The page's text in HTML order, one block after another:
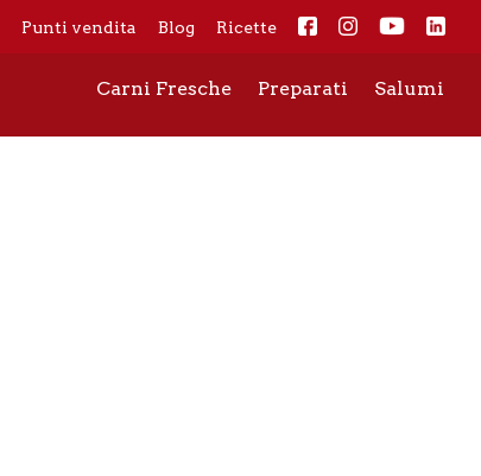
Carni Fresche Preparati Salumi
Punti vendita Blog Ricette